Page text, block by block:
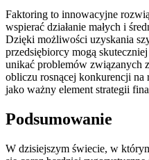
Faktoring to innowacyjne
wspierać działanie małych i
Dzięki możliwości uzyskania
przedsiębiorcy mogą
unikać problemów związanych
obliczu rosnącej konkurencji
jako ważny element strategii
Podsumowanie
W dzisiejszym świecie, w